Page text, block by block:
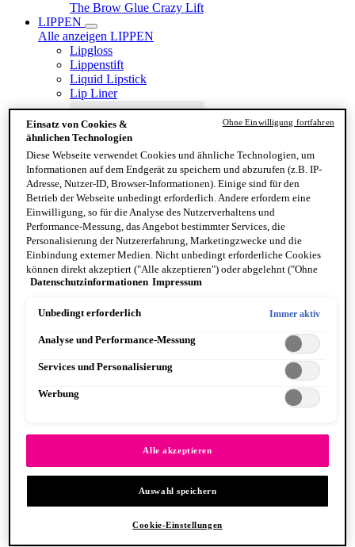
The Brow Glue Crazy Lift
LIPPEN
Alle anzeigen LIPPEN
Lipgloss
Lippenstift
Liquid Lipstick
Lip Liner
Jelly Job
Lip Lingerie Stain
Concealer
Highlight & Contouring
Einsatz von Cookies &
ähnlichen Technologien
Diese Webseite verwendet Cookies und ähnliche Technologien, um
Informationen auf dem Endgerät zu speichern und abzurufen (z.B. IP-
Adresse, Nutzer-ID, Browser-Informationen). Einige sind für den
Betrieb der Webseite unbedingt erforderlich. Andere erfordern eine
Einwilligung, so für die Analyse des Nutzerverhaltens und
Performance-Messung, das Angebot bestimmter Services, die
Personalisierung der Nutzererfahrung, Marketingzwecke und die
Einbindung externer Medien. Nicht unbedingt erforderliche Cookies
können direkt akzeptiert ("Alle akzeptieren") oder abgelehnt ("Ohne
Einwilligung fortfahren") werden. Individuelle Anpassungen der
speichern"). Die Auswahl kann jederzeit unter dem Link "Cookie-
Datenschutzinformationen.
Datenschutzinformationen Impressum
Unbedingt erforderlich Immer aktiv
Analyse und Performance-Messung
Services und Personalisierung
Werbung
Alle akzeptieren
Auswahl speichern
Cookie-Einstellungen
Ohne Einwilligung fortfahren